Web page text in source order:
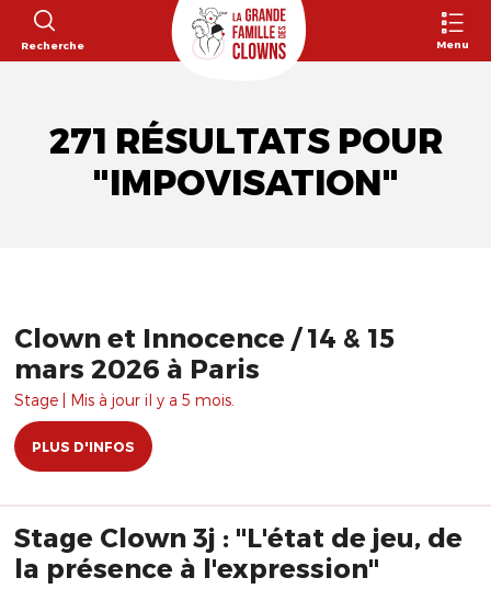
Recherche Menu
271 RÉSULTATS POUR
"IMPOVISATION"
Clown et Innocence / 14 & 15
mars 2026 à Paris
Stage | Mis à jour il y a 5 mois.
PLUS D'INFOS
Stage Clown 3j : "L'état de jeu, de
la présence à l'expression"